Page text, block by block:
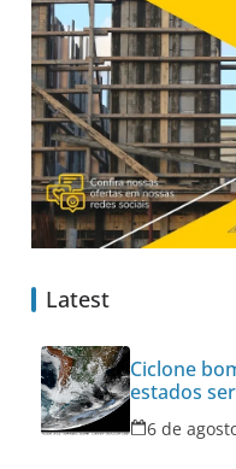
Latest
Ciclone
estados
fenômeno
6 de